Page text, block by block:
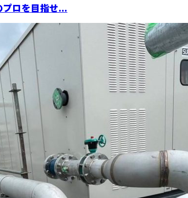
プロを目指せ...